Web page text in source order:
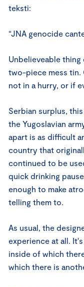
teksti:
“JNA genocide
Unbelieveable
two-piece mess
not in a hurry, or if
Serbian surplus,
the Yugoslavian
apart is as difficult
country that
continued to be
quick drinking
enough to make
telling them to.
As usual, the
experience at all.
inside of which
which there is